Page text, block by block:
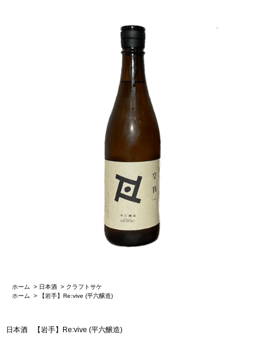
ホーム > 日本酒 > クラフトサケ
ホーム
> 【岩手】Re:vive (平六醸造)
日本酒 【岩手】Re:vive (平六醸造)